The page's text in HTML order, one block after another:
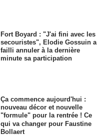
Fort Boyard : "J'ai fini avec les
secouristes", Elodie Gossuin a
failli annuler à la dernière
minute sa participation
Ça commence aujourd'hui :
nouveau décor et nouvelle
"formule" pour la rentrée ! Ce
qui va changer pour Faustine
Bollaert